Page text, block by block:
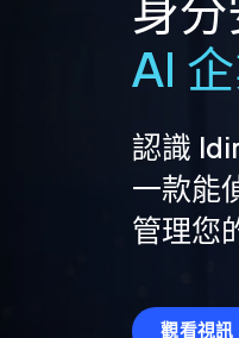
身
AI
認識
一款能
管理您
觀看視訊